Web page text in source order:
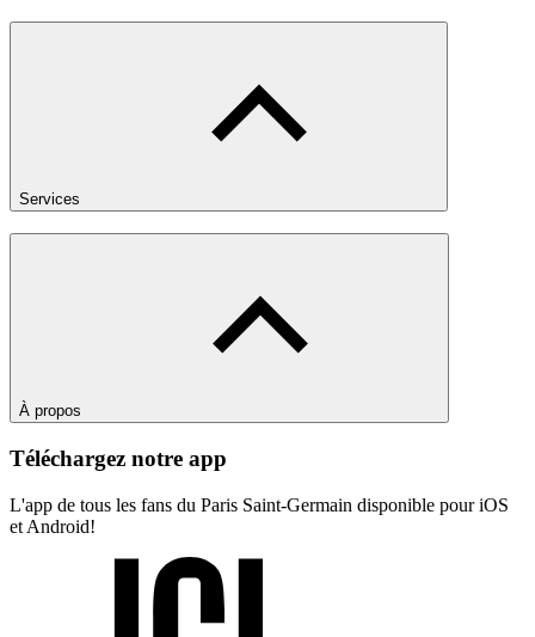
Services
À propos
Téléchargez notre app
L'app de tous les fans du Paris Saint-Germain disponible pour iOS
et Android!